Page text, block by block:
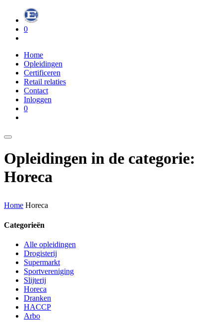
0
Home
Opleidingen
Certificeren
Retail relaties
Contact
Inloggen
0
Opleidingen in de categorie:
Horeca
Home Horeca
Categorieën
Alle opleidingen
Drogisterij
Supermarkt
Sportvereniging
Slijterij
Horeca
Dranken
HACCP
Arbo